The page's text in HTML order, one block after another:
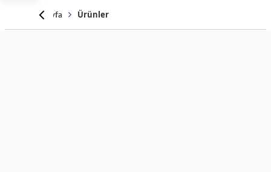
Anasayfa Ürünler